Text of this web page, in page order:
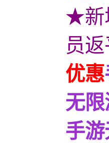
★新
员
优惠
无
手